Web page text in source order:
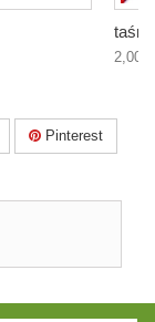
2,00
Pinterest